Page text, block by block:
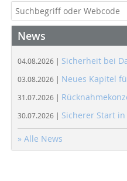
News
04.08.2026 | Sicherheit bei
03.08.2026 | Neues Kapitel
31.07.2026 |
30.07.2026 | Sicherer Start
» Alle News